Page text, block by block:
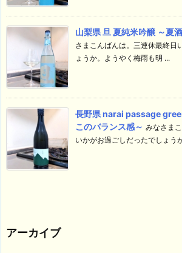
山梨県 旦 夏純米吟醸 ～夏
さまこんばんは。三連休最終日
ょうか。ようやく梅雨も明 ...
長野県 narai passage
このバランス感～ みなさま
いかがお過ごしだったでしょう
アーカイブ